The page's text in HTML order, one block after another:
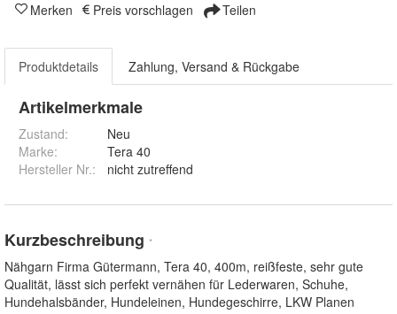
Merken Preis vorschlagen Teilen
Produktdetails Zahlung, Versand & Rückgabe
Artikelmerkmale
Zustand:
Neu
Marke:
Tera 40
Hersteller Nr.:
nicht zutreffend
Kurzbeschreibung *
Nähgarn Firma Gütermann, Tera 40, 400m, reißfeste, sehr gute
Qualität, lässt sich perfekt vernähen für Lederwaren, Schuhe,
Hundehalsbänder, Hundeleinen, Hundegeschirre, LKW Planen